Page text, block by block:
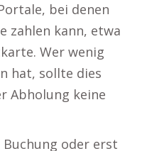
bei denen
zahlen kann, etwa
Wer wenig
hat, sollte dies
Abholung keine
oder erst